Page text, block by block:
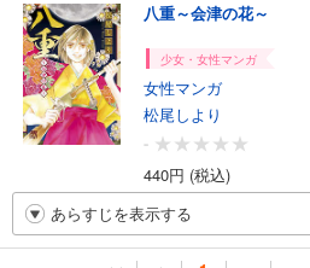
八重～会津の花～
少女・女性マンガ
女性マンガ
松尾しより
-
440円 (税込)
あらすじを表示する